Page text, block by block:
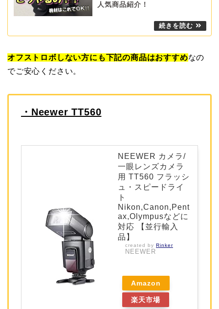
人気商品紹介！
オフストロボしない方にも下記の商品はおすすめなの
でご安心ください。
・Neewer TT560
NEEWER カメラ/
一眼レンズカメラ
用 TT560 フラッシ
ュ・スピードライ
ト
Nikon,Canon,Pent
ax,Olympusなどに
対応 【並行輸入
品】
created by Rinker
NEEWER
Amazon
楽天市場